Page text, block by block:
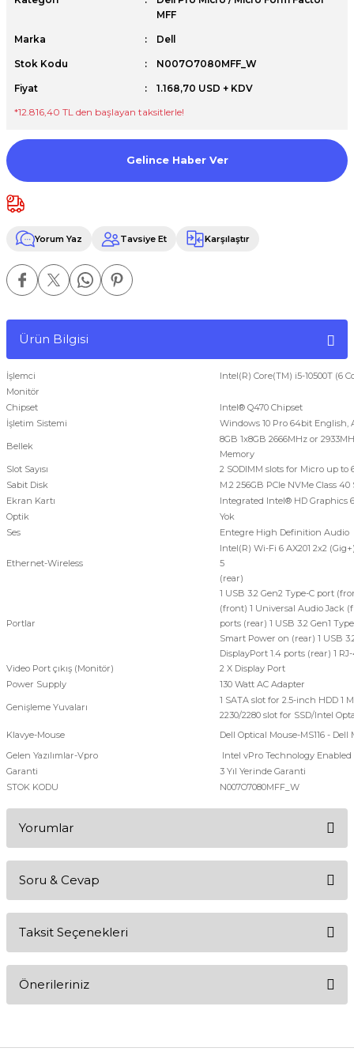
MFF
Marka Dell
Stok Kodu N007O7080MFF_W
Fiyat
1.168,70 USD + KDV
*12.816,40 TL den başlayan taksitlerle!
Gelince Haber Ver
Yorum Yaz Tavsiye Et Karşılaştır
Ürün Bilgisi
İşlemci
Intel(R) Core(TM) i5-10500T (6
Monitör
Chipset
Intel® Q470 Chipset
İşletim Sistemi
Windows 10 Pro 64bit English,
Bellek
8GB 1x8GB 2666MHz or
Memory
Slot Sayısı
2 SODIMM slots for Micro up to
Sabit Disk
M.2 256GB PCIe NVMe Class
Ekran Kartı
Integrated Intel® HD Graphics
Optik
Yok
Ses
Entegre High Definition Audio
Ethernet-Wireless
Intel(R) Wi-Fi 6 AX201 2x2
5 1 RJ-45
(rear)
Portlar
1 USB 3.2 Gen2 Type-C port
(front) 1 Universal Audio Jack
ports (rear) 1 USB 3.2 Gen1
Smart Power on (rear) 1 USB
DisplayPort 1.4 ports (rear) 1
Video Port çıkış (Monitör)
2 X Display Port
Power Supply
130 Watt AC Adapter
Genişleme Yuvaları
1 SATA slot for 2.5-inch HDD 1
2230/2280 slot for SSD/Intel
Klavye-Mouse
Dell Optical Mouse-MS116 -
Gelen Yazılımlar-Vpro
Intel vPro Technology Enabled
Garanti
3 Yıl Yerinde Garanti
STOK KODU
N007O7080MFF_W
Yorumlar
Soru & Cevap
Taksit Seçenekleri
Önerileriniz
tarafımıza iletebilirsiniz.